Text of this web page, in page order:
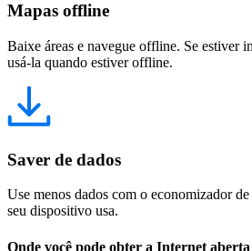
Mapas offline
Baixe áreas e navegue offline. Se estiver
usá-la quando estiver offline.
Saver de dados
Use menos dados com o economizador
seu dispositivo usa.
Onde você pode obter a Internet